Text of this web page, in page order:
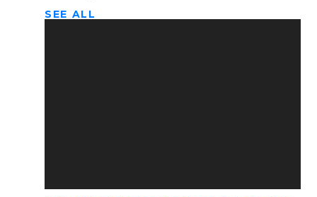
SEE ALL